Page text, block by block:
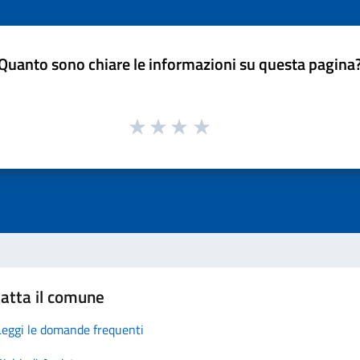
sono chiare le informazioni su questa
il comune
le domande frequenti